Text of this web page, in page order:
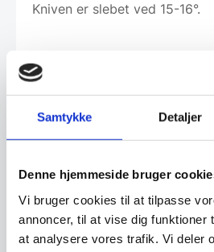
Samtykke Detaljer
Denne hjemmeside bruger
Vi bruger cookies til at tilpasse
annoncer, til at vise dig funktioner
at analysere vores trafik. Vi deler
Kniven er slebet ved 15-16°.
Leveringsmetode
Har du spørgsmål til varen?